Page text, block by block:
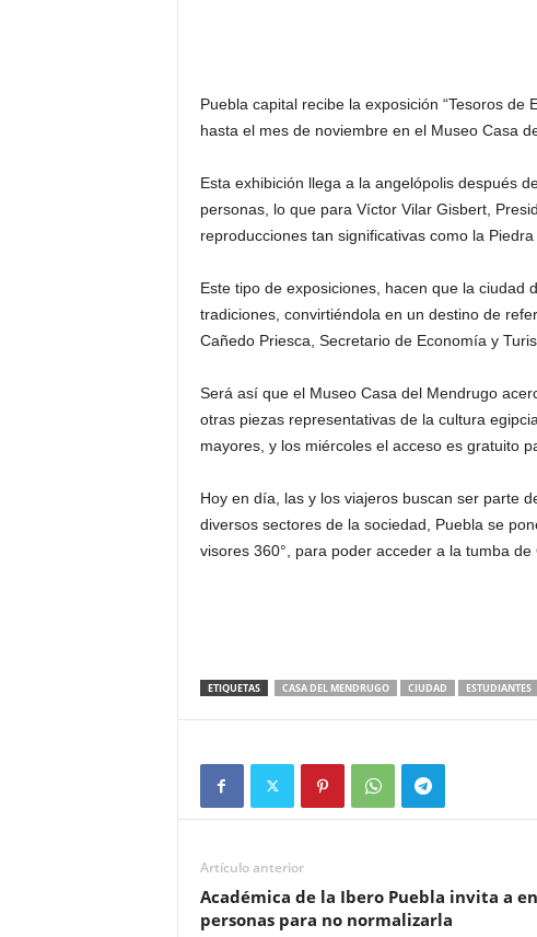
Puebla capital recibe la exposición “Tesoros
hasta el mes de noviembre en el Museo Casa
Esta exhibición llega a la angelópolis después
personas, lo que para Víctor Vilar Gisbert,
reproducciones tan significativas como la
Este tipo de exposiciones, hacen que la ciudad
tradiciones, convirtiéndola en un destino de
Cañedo Priesca, Secretario de Economía y
Será así que el Museo Casa del Mendrugo
otras piezas representativas de la cultura
mayores, y los miércoles el acceso es gratuito
Hoy en día, las y los viajeros buscan ser parte
diversos sectores de la sociedad, Puebla se
visores 360°, para poder acceder a la tumba
ETIQUETAS CASA DEL MENDRUGO CIUDAD ESTUDIANTES
Artículo anterior
Académica de la Ibero Puebla invita a
personas para no normalizarla